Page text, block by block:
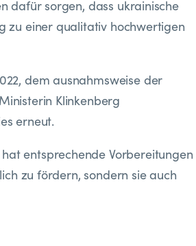
dafür sorgen, dass ukrainische
zu einer qualitativ hochwertigen
dem ausnahmsweise der
Klinkenberg
erneut.
entsprechende Vorbereitungen
zu fördern, sondern sie auch